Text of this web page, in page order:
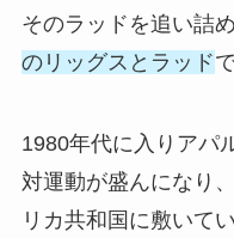
そのラッドを追い詰
のリッグスとラッド
1980年代に入りアパ
対運動が盛んになり
リカ共和国に敷いて